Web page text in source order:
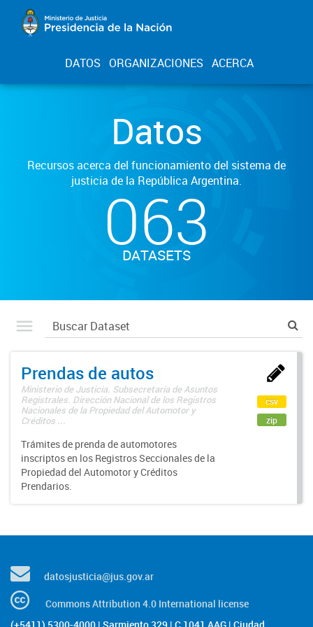
DATOS ORGANIZACIONES ACERCA
Datos
Recursos acerca del funcionamiento del sistema de
justicia de la República Argentina.
063
DATASETS
Prendas de autos
Ministerio de Justicia. Subsecretaría de Asuntos
Registrales. Dirección Nacional de los Registros
Nacionales de la Propiedad del Automotor y
Créditos ...
Trámites de prenda de automotores
inscriptos en los Registros Seccionales de la
Propiedad del Automotor y Créditos
Prendarios.
csv
zip
datosjusticia@jus.gov.ar
Commons Attribution 4.0 International license